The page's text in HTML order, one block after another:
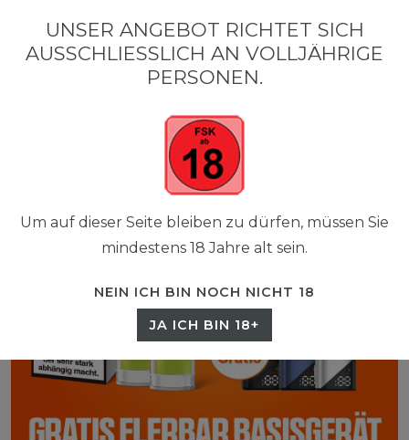
0
0,00 EUR
UNSER ANGEBOT RICHTET SICH
AUSSCHLIESSLICH AN VOLLJÄHRIGE P
ERSONEN.
Um auf dieser Seite bleiben zu dürfen, müssen Sie
mindestens 18 Jahre alt sein.
NEIN ICH BIN NOCH NICHT 18
JA ICH BIN 18+